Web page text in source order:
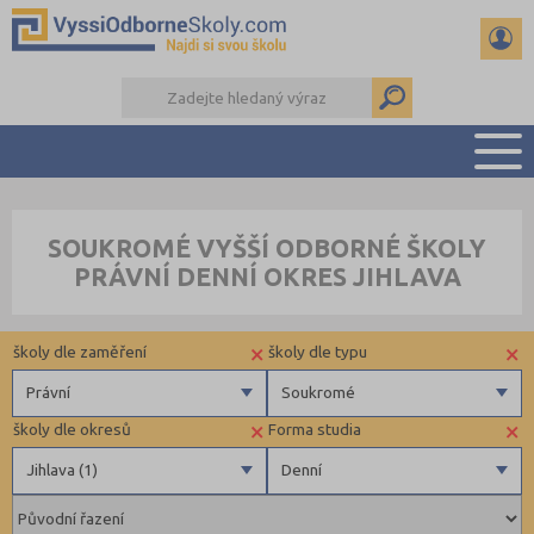
PŘÍPRAVA NA PŘIJÍMAČKY
KALENDÁŘ AKCÍ
DALŠÍ DRUHY ŠKOL
SOUKROMÉ VYŠŠÍ ODBORNÉ ŠKOLY
PRÁVNÍ DENNÍ OKRES JIHLAVA
×
Denní
Forma studia
×
Jihlava (1)
školy dle okresů
Brno-město (1)
×
Soukromé
školy dle typu
Soukromé
×
Právní
školy dle zaměření
Zdravotnické
Ekonomické
Pedagogické